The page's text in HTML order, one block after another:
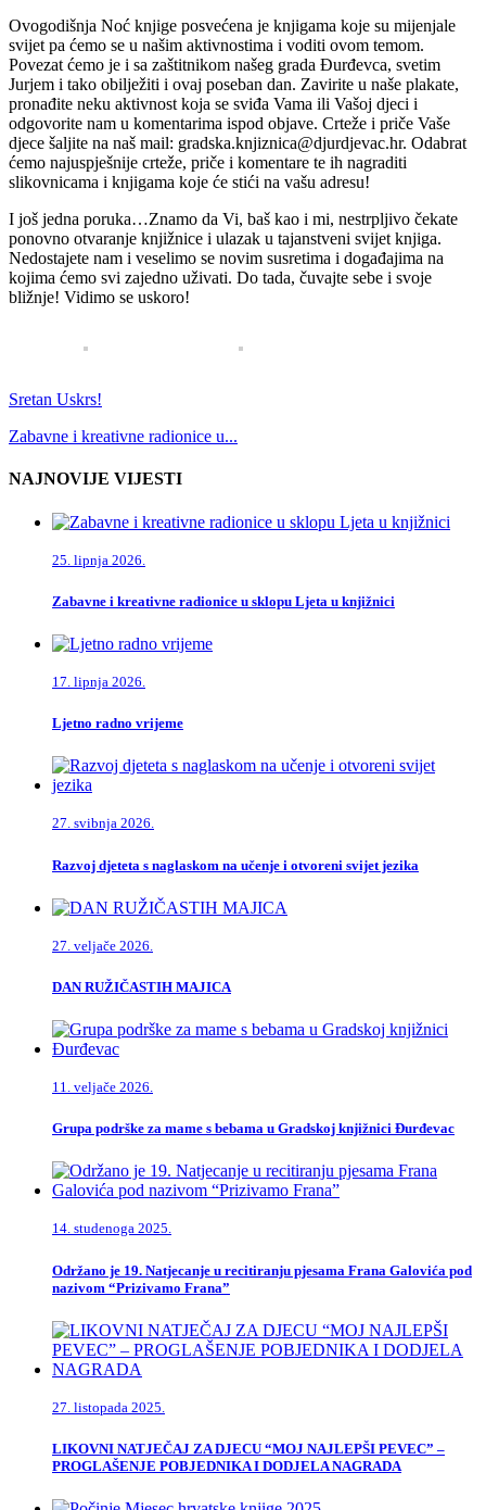
Ovogodišnja Noć knjige posvećena je knjigama koje su mijenjale
svijet pa ćemo se u našim aktivnostima i voditi ovom temom.
Povezat ćemo je i sa zaštitnikom našeg grada Đurđevca, svetim
Jurjem i tako obilježiti i ovaj poseban dan. Zavirite u naše plakate,
pronađite neku aktivnost koja se sviđa Vama ili Vašoj djeci i
odgovorite nam u komentarima ispod objave. Crteže i priče Vaše
djece šaljite na naš mail: gradska.knjiznica@djurdjevac.hr. Odabrat
ćemo najuspješnije crteže, priče i komentare te ih nagraditi
slikovnicama i knjigama koje će stići na vašu adresu!
I još jedna poruka…Znamo da Vi, baš kao i mi, nestrpljivo čekate
ponovno otvaranje knjižnice i ulazak u tajanstveni svijet knjiga.
Nedostajete nam i veselimo se novim susretima i događajima na
kojima ćemo svi zajedno uživati. Do tada, čuvajte sebe i svoje
bližnje! Vidimo se uskoro!
Sretan Uskrs!
Zabavne i kreativne radionice u...
NAJNOVIJE VIJESTI
25. lipnja 2026.
Zabavne i kreativne radionice u sklopu Ljeta u knjižnici
17. lipnja 2026.
Ljetno radno vrijeme
27. svibnja 2026.
Razvoj djeteta s naglaskom na učenje i otvoreni svijet jezika
27. veljače 2026.
DAN RUŽIČASTIH MAJICA
11. veljače 2026.
Grupa podrške za mame s bebama u Gradskoj knjižnici Đurđevac
14. studenoga 2025.
Održano je 19. Natjecanje u recitiranju pjesama Frana Galovića pod
nazivom “Prizivamo Frana”
27. listopada 2025.
LIKOVNI NATJEČAJ ZA DJECU “MOJ NAJLEPŠI PEVEC” –
PROGLAŠENJE POBJEDNIKA I DODJELA NAGRADA